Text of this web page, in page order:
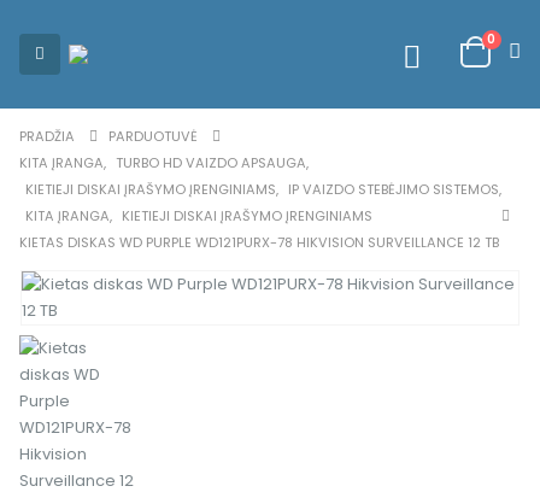
0
PRADŽIA
PARDUOTUVĖ
KITA ĮRANGA, TURBO HD VAIZDO APSAUGA,
KIETIEJI DISKAI ĮRAŠYMO ĮRENGINIAMS, IP VAIZDO STEBĖJIMO SISTEMOS,
KITA ĮRANGA, KIETIEJI DISKAI ĮRAŠYMO ĮRENGINIAMS
KIETAS DISKAS WD PURPLE WD121PURX-78 HIKVISION SURVEILLANCE 12 TB